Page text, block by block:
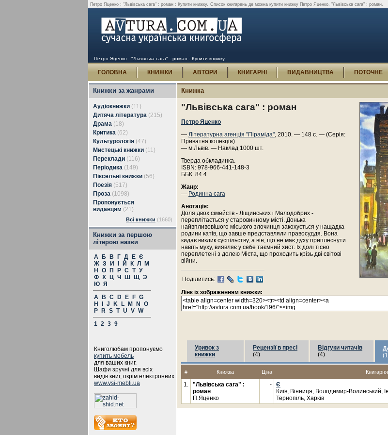
Петро Яценко : "Львівська сага" : роман : Купити книжку. Список книгарень де можна купити книжку Петро Яценко. "Львівська сага" : роман.
Петро Яценко : "Львівська сага" : роман : Купити книжку
ГОЛОВНА КНИЖКИ АВТОРИ КНИГАРНІ ВИДАВНИЦТВА ПОТОЧНЕ
Книжки за жанрами
Аудіокнижки (11)
Дитяча література (215)
Драма (18)
Критика (62)
Культурологія (47)
Мистецькі книжки (11)
Переклади (116)
Періодика (149)
Піксельні книжки (56)
Поезія (517)
Проза (1098)
Пропонується
видавцям (21)
Всі книжки (1660)
Книжки за першою
літерою назви
А Б В Г Д Е Є
Ж З И Й К Л
М
Н
О П Р С Т У
Ф Х Ц Ч Ш Щ Э
Ю Я
A
B C D E F G
H
J K L M N
O
P
R S T U V W
1 2 3 9
Книголюбам пропонуємо
купить мебель
для ваших книг.
Шафи зручні для всіх
видів книг, окрім електронних.
www.vsi-mebli.ua
Книжка
"Львівська сага" : роман
Петро Яценко
— Літературна агенція "Піраміда", 2010. — 148 с. — (Серія:
Приватна колекція).
— м.Львів. — Наклад 1000 шт.
Тверда обкладинка.
ISBN: 978-966-441-148-3
ББК: 84.4
Жанр:
— Родинна сага
Анотація:
Доля двох сімейств - Ліщинських і Малодобрих -
переплітається у старовинному місті. Донька
найвпливовішого міського злочинця закохується у нащадка
родини катів, що завше представляли правосуддя. Вона
кидає виклик суспільству, а він, що не має духу приплеснути
навіть муху, виявляє у себе таємний хист. Їх долі тісно
переплетені з долею Міста, що проходить крізь дві світові
війни.
Поділитись:
Лінк із зображенням книжки:
Уривок з
книжки
Рецензії в пресі
(4)
Відгуки читачів
(4)
# Книжка Ціна Книгарня
1.
"Львівська сага" :
роман
П.Яценко
-
Є
Київ, Вінниця, Володимир-Волинський,
Тернопіль, Харків